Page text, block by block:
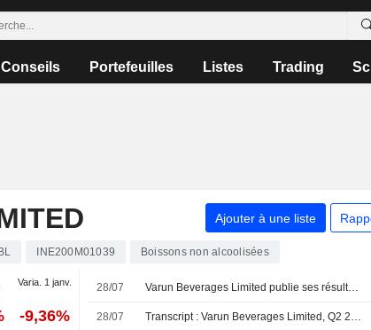
Conseils Portefeuilles Listes Trading
Ajouter à une liste
INE200M01039 Boissons non alcoolisées
Varia. 1 janv.
-9,36%
28/07 Varun Beverages Limited publie ses résultats pour le deuxième trimestre et le premier semestre clos le 30 juin 2026
28/07 Transcript : Varun Beverages Limited, Q2 2026 Earnings Call, Jul 28, 2026